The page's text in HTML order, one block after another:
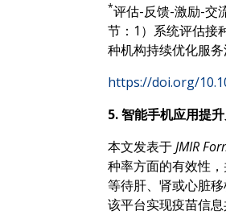
*评估-反馈-激励-交
节：1）系统评估接
种机构持续优化服
https://doi.org/
5. 智能手机应用提
本文发表于JMIR
种率方面的有效性
等待肝、肾或心脏
该平台实现疫苗信